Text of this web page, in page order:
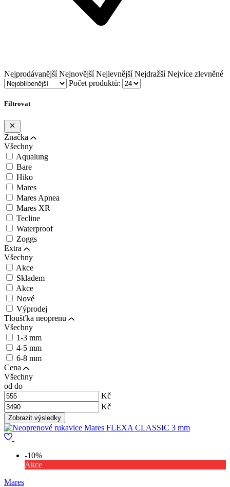
NejprodávanějšíNejnovějšíNejlevnějšíNejdražšíNejvíce zlevněné
Počet produktů:
Filtrovat
Značka
Všechny
Aqualung
Bare
Hiko
Mares
Mares Apnea
Mares XR
Tecline
Waterproof
Zoggs
Extra
Všechny
Akce
Skladem
Akce
Nové
Výprodej
Tloušťka neoprenu
Všechny
1-3 mm
4-5 mm
6-8 mm
Cena
Všechny
od do
Kč
Kč
-10%
Akce
Mares